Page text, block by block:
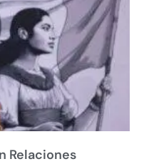
Relaciones